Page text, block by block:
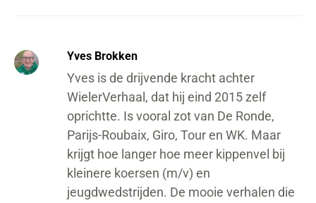
Yves Brokken
Yves is de drijvende kracht achter
WielerVerhaal, dat hij eind 2015 zelf
oprichtte. Is vooral zot van De Ronde,
Parijs-Roubaix, Giro, Tour en WK. Maar
krijgt hoe langer hoe meer kippenvel bij
kleinere koersen (m/v) en
jeugdwedstrijden. De mooie verhalen die